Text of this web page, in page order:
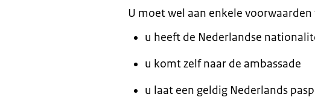
U moet wel aan enkele
u heeft de Nederlandse
u komt zelf naar de ambassade
u laat een geldig Nederlands